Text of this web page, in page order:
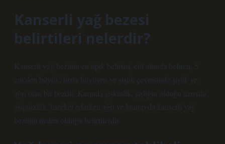
Kanserli yağ bezesi
belirtileri nelerdir?
Kanserli yağ bezinin en tipik belirtisi, cilt altında beliren, 5
cm’den büyük, hızla büyüyen ve şişlik çevresinde şişlik ve
ağrı olan bir bezdir. Karında şişkinlik, şişliğin olduğu uzuvda
güçsüzlük, hareket ederken ağrı ve kramp da kanserli yağ
bezinin neden olduğu belirtilerdir.